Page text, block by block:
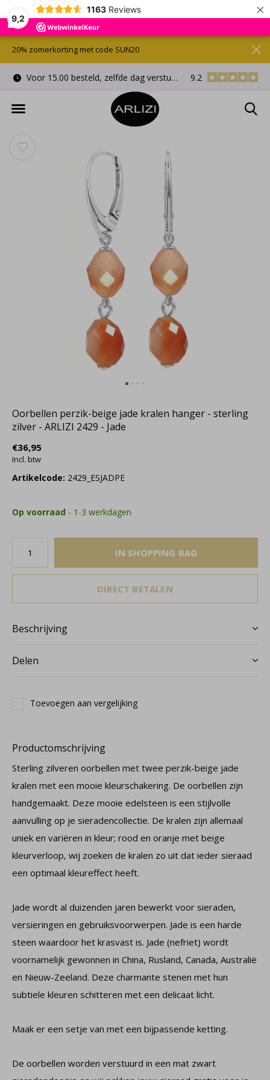
9,2
1163 Reviews ×
Voor 15.00 besteld, zelfde dag verstuurd Gratis
9.2
20% zomerkorting met code SUN20
Oorbellen perzik-beige jade kralen hanger - sterling
zilver - ARLIZI 2429 - Jade
€36,95
Incl. btw
Artikelcode: 2429_ESJADPE
Op voorraad - 1-3 werkdagen
IN SHOPPING BAG
DIRECT BETALEN
Beschrijving
Delen
Toevoegen aan vergelijking
Productomschrijving
Sterling zilveren oorbellen met twee perzik-beige jade
kralen met een mooie kleurschakering. De oorbellen zijn
handgemaakt. Deze mooie edelsteen is een stijlvolle
aanvulling op je sieradencollectie. De kralen zijn allemaal
uniek en variëren in kleur; rood en oranje met beige
kleurverloop, wij zoeken de kralen zo uit dat ieder sieraad
een optimaal kleureffect heeft.
Jade wordt al duizenden jaren bewerkt voor sieraden,
versieringen en gebruiksvoorwerpen. Jade is een harde
steen waardoor het krasvast is. Jade (nefriet) wordt
voornamelijk gewonnen in China, Rusland, Canada, Australië
en Nieuw-Zeeland. Deze charmante stenen met hun
subtiele kleuren schitteren met een delicaat licht.
Maak er een setje van met een bijpassende ketting.
De oorbellen worden verstuurd in een mat zwart